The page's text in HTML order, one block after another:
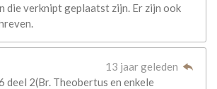
die verknipt geplaatst zijn. Er zijn ook
13 jaar geleden
deel 2(Br. Theobertus en enkele